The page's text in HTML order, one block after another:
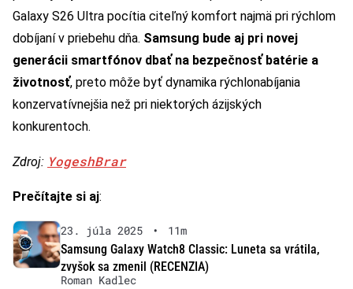
Galaxy S26 Ultra pocítia citeľný komfort najmä pri rýchlom
dobíjaní v priebehu dňa. Samsung bude aj pri novej
generácii smartfónov dbať na bezpečnosť batérie a
životnosť, preto môže byť dynamika rýchlonabíjania
konzervatívnejšia než pri niektorých ázijských
konkurentoch.
Zdroj: YogeshBrar
Prečítajte si aj:
23. júla 2025 •
11m
Samsung Galaxy Watch8 Classic: Luneta sa vrátila,
zvyšok sa zmenil (RECENZIA)
Roman Kadlec